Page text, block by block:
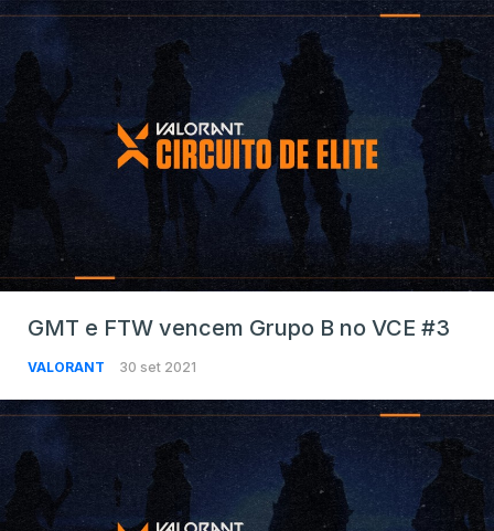
GMT e FTW vencem Grupo B no VCE #3
VALORANT 30 set 2021